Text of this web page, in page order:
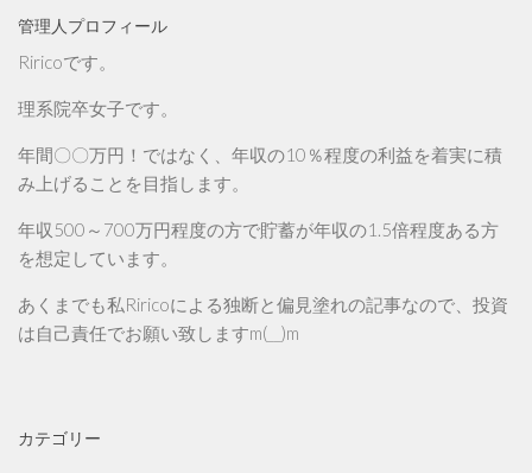
管理人プロフィール
Riricoです。
理系院卒女子です。
年間〇〇万円！ではなく、年収の10％程度の利益を着実に積
み上げることを目指します。
年収500～700万円程度の方で貯蓄が年収の1.5倍程度ある方
を想定しています。
あくまでも私Riricoによる独断と偏見塗れの記事なので、投資
は自己責任でお願い致しますm(__)m
カテゴリー